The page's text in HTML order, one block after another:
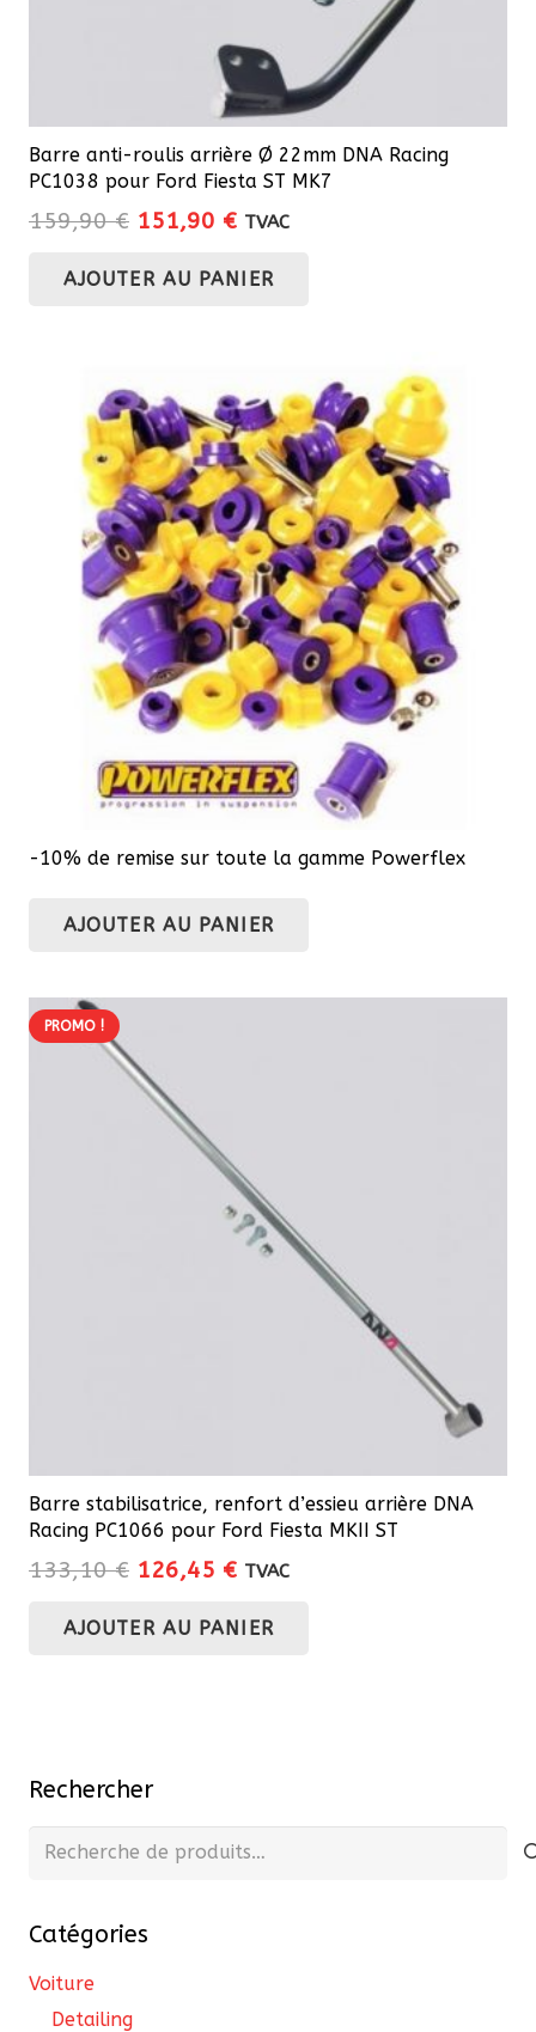
Barre anti-roulis arrière Ø 22mm DNA Racing
PC1038 pour Ford Fiesta ST MK7
159,90€ Le
initial
151,90 €Le
actuel
TVAC
AJOUTER AU PANIER
-10% de remise sur toute la gamme Powerflex
AJOUTER AU PANIER
PROMO !
Barre stabilisatrice, renfort d’essieu arrière DNA
Racing PC1066 pour Ford Fiesta MKII ST
133,10€ Le
initial
126,45 €Le
actuel
TVAC
AJOUTER AU PANIER
Rechercher
Recherche
Catégories
Voiture
Detailing